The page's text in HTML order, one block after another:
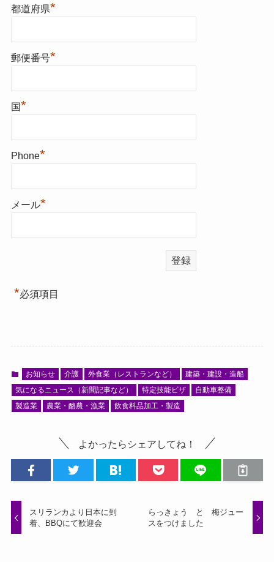
都道府県*
郵便番号*
国*
Phone*
メール*
*必須項目
お知らせ 介護 外食業（レストランなど）
建築・建設・造船
気になるニュース（新聞記事など）
特定技能ビザ
自動車整備
製造業
農業・酪農・漁業 飲食料品加工・製造
よかったらシェアしてね！
スリランカより日本に到
着、BBQにて歓迎会
らっきょう と 梅ジュー
スをつけました